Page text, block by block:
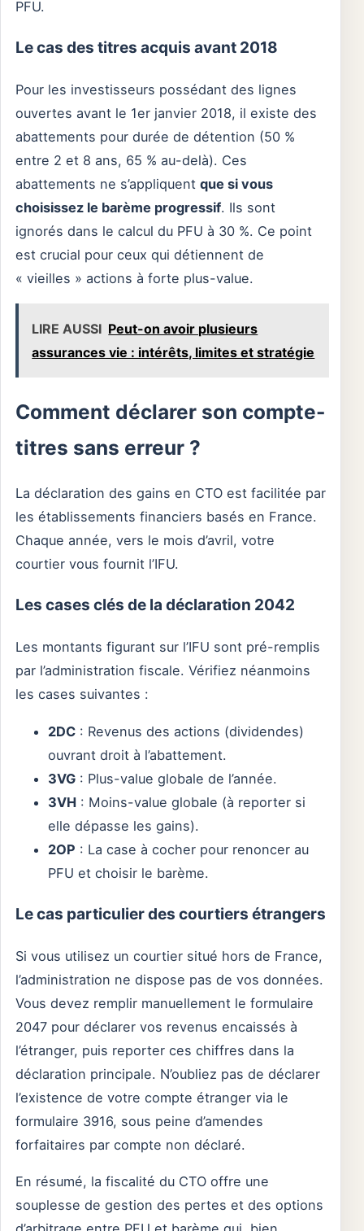
PFU.
Le cas des titres acquis avant 2018
Pour les investisseurs possédant des lignes
ouvertes avant le 1er janvier 2018, il existe des
abattements pour durée de détention (50 %
entre 2 et 8 ans, 65 % au-delà). Ces
abattements ne s’appliquent que si vous
choisissez le barème progressif. Ils sont
ignorés dans le calcul du PFU à 30 %. Ce point
est crucial pour ceux qui détiennent de
« vieilles » actions à forte plus-value.
LIRE AUSSI Peut-on avoir plusieurs
assurances vie : intérêts, limites et stratégie
Comment déclarer son compte-
titres sans erreur ?
La déclaration des gains en CTO est facilitée par
les établissements financiers basés en France.
Chaque année, vers le mois d’avril, votre
courtier vous fournit l’IFU.
Les cases clés de la déclaration 2042
Les montants figurant sur l’IFU sont pré-remplis
par l’administration fiscale. Vérifiez néanmoins
les cases suivantes :
2DC : Revenus des actions (dividendes)
ouvrant droit à l’abattement.
3VG : Plus-value globale de l’année.
3VH : Moins-value globale (à reporter si
elle dépasse les gains).
2OP : La case à cocher pour renoncer au
PFU et choisir le barème.
Le cas particulier des courtiers étrangers
Si vous utilisez un courtier situé hors de France,
l’administration ne dispose pas de vos données.
Vous devez remplir manuellement le formulaire
2047 pour déclarer vos revenus encaissés à
l’étranger, puis reporter ces chiffres dans la
déclaration principale. N’oubliez pas de déclarer
l’existence de votre compte étranger via le
formulaire 3916, sous peine d’amendes
forfaitaires par compte non déclaré.
En résumé, la fiscalité du CTO offre une
souplesse de gestion des pertes et des options